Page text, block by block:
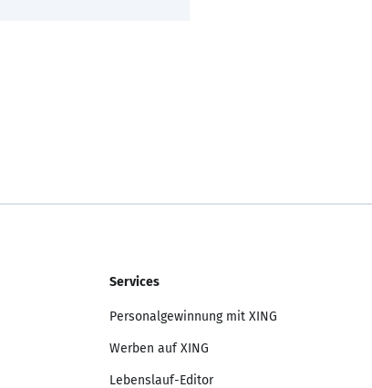
Services
Personalgewinnung mit XING
Werben auf XING
Lebenslauf-Editor